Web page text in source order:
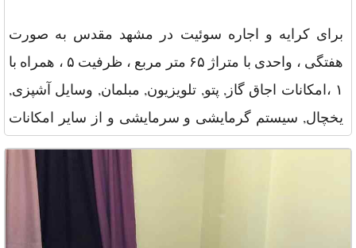
برای کرایه و اجاره سوئیت در مشهد مقدس به صورت
هفتگی ، واحدی با متراژ ۶۵ متر مربع ، ظرفیت ۵ ، همراه با
۱ ،امکانات اجاق گاز, پتو, تلویزیون, مبلمان, وسایل آشپزی,
یخچال, سیستم گرمایشی و سرمایشی و از سایر امکانات
ماشین لباس